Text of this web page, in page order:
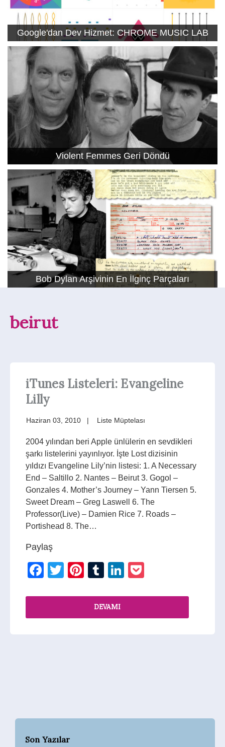
Google'dan Dev Hizmet: CHROME MUSIC LAB
Violent Femmes Geri Döndü
Bob Dylan Arşivinin En İlginç Parçaları
beirut
iTunes Listeleri: Evangeline
Lilly
Haziran 03, 2010 Liste Müptelası
2004 yılından beri Apple ünlülerin en sevdikleri
şarkı listelerini yayınlıyor. İşte Lost dizisinin
yıldızı Evangeline Lily’nin listesi: 1. A Necessary
End – Saltillo 2. Nantes – Beirut 3. Gogol –
Gonzales 4. Mother’s Journey – Yann Tiersen 5.
Sweet Dream – Greg Laswell 6. The
Professor(Live) – Damien Rice 7. Roads –
Portishead 8. The…
Paylaş
Facebook
TwitterPinterest
TumblrLinkedIn
DEVAMI
Son Yazılar